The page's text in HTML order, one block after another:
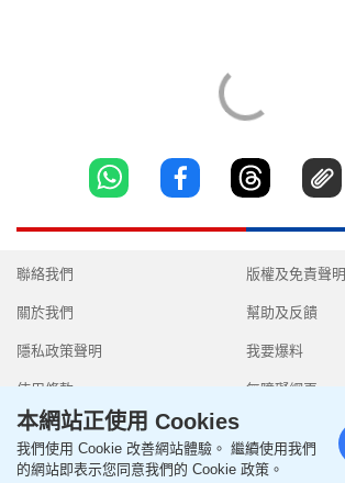
聯絡我們
關於我們
隱私政策聲明
使用條款
版權及免責聲明
幫助及反饋
我要爆料
無障礙網頁
Copyright © 2026 SingTao Ltd.All rights reserved.
本網站正使用 Cookies
我們使用 Cookie 改善網站體驗。 繼續使用我們
的網站即表示您同意我們的 Cookie 政策。